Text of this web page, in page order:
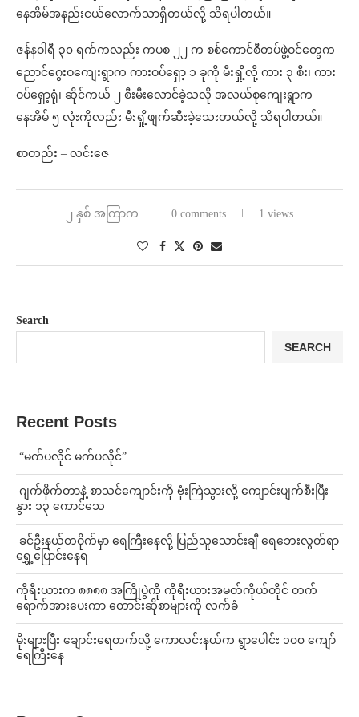
နေအိမ်အနည်းငယ်လောက်သာရှိတယ်လို့ သိရပါတယ်။
ဇန်နဝါရီ ၃၀ ရက်ကလည်း ကပစ ၂၂ က စစ်ကောင်စီတပ်ဖွဲ့ဝင်တွေက
ညောင်ဂွေးဝကျေးရွာက ကားဝပ်ရှော့ ၁ ခုကို မီးရှို့လို့ ကား ၃ စီး၊ ကား
ဝပ်ရှော့ရုံ၊ ဆိုင်ကယ် ၂ စီးမီးလောင်ခဲ့သလို အလယ်စုကျေးရွာက
နေအိမ် ၅ လုံးကိုလည်း မီးရှို့ဖျက်ဆီးခဲ့သေးတယ်လို့ သိရပါတယ်။
စာတည်း – လင်းဇေ
၂ နှစ် အကြာက 0 comments 1 views
Search
SEARCH
Recent Posts
⁨ ⁨“မက်ပလိုင် မက်ပလိုင်”
⁨⁩ ⁨ဂျက်ဖိုက်တာနဲ့ စာသင်ကျောင်းကို ဗုံးကြဲသွားလို့ ကျောင်းပျက်စီးပြီး
နွား ၁၃ ကောင်သေ
⁩ ⁨ခင်ဦးနယ်တဝိုက်မှာ ရေကြီးနေလို့ ပြည်သူသောင်းချီ ရေဘေးလွတ်ရာ
ရွှေ့ပြောင်းနေရ
ကိုရီးယားက ၈၈၈၈ အကြိုပွဲကို ကိုရီးယားအမတ်ကိုယ်တိုင် တက်
ရောက်အားပေးကာ တောင်းဆိုစာများကို လက်ခံ
⁨မိုးများပြီး ချောင်းရေတက်လို့ ကောလင်းနယ်က ရွာပေါင်း ၁၀၀ ကျော်
ရေကြီးနေ